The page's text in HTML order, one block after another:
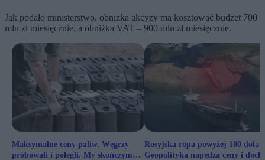
Jak podało ministerstwo, obniżka akcyzy ma kosztować budżet 700
mln zł miesięcznie, a obniżka VAT – 900 mln zł miesięcznie.
Maksymalne ceny paliw. Węgrzy
próbowali i polegli. My skończymy
Rosyjska ropa powyżej 100
Geopolityka napędza ceny i